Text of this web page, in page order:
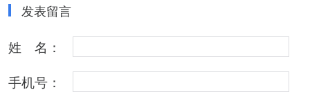
发表留言
姓 名：
手机号：